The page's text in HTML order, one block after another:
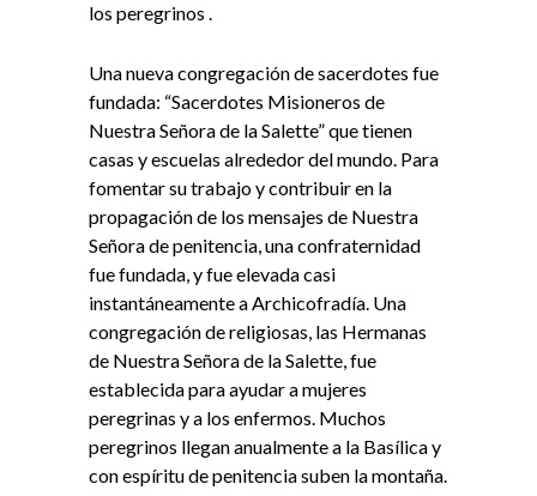
los peregrinos .
Una nueva congregación de sacerdotes fue
fundada: “Sacerdotes Misioneros de
Nuestra Señora de la Salette” que tienen
casas y escuelas alrededor del mundo. Para
fomentar su trabajo y contribuir en la
propagación de los mensajes de Nuestra
Señora de penitencia, una confraternidad
fue fundada, y fue elevada casi
instantáneamente a Archicofradía. Una
congregación de religiosas, las Hermanas
de Nuestra Señora de la Salette, fue
establecida para ayudar a mujeres
peregrinas y a los enfermos. Muchos
peregrinos llegan anualmente a la Basílica y
con espíritu de penitencia suben la montaña.